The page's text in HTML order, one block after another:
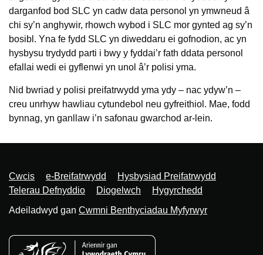
darganfod bod SLC yn cadw data personol yn ymwneud â
chi sy’n anghywir, rhowch wybod i SLC mor gynted ag sy’n
bosibl. Yna fe fydd SLC yn diweddaru ei gofnodion, ac yn
hysbysu trydydd parti i bwy y fyddai’r fath ddata personol
efallai wedi ei gyflenwi yn unol â’r polisi yma.
Nid bwriad y polisi preifatrwydd yma ydy – nac ydyw’n –
creu unrhyw hawliau cytundebol neu gyfreithiol. Mae, fodd
bynnag, yn ganllaw i’n safonau gwarchod ar-lein.
Support
Cwcis e-Breifatrwydd
Hysbysiad Preifatrwydd
Telerau Defnyddio
Diogelwch
Hygyrchedd
Adeiladwyd gan Cwmni Benthyciadau Myfyrwyr